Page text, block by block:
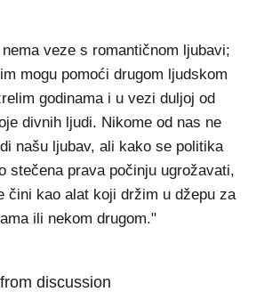
veze s romantičnom ljubavi;
mogu pomoći drugom ljudskom
godinama i u vezi duljoj od
divnih ljudi. Nikome od nas ne
našu ljubav, ali kako se politika
stečena prava počinju ugrožavati,
čini kao alat koji držim u džepu za
ili nekom drugom."
from discussion